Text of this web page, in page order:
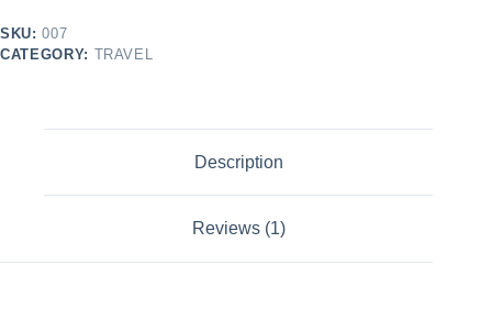
SKU:007
CATEGORY: TRAVEL
Description
Reviews (1)